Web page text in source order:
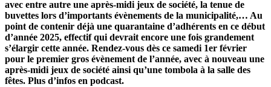
avec entre autre une après-midi jeux de société, la tenue de
buvettes lors d’importants évènements de la municipalité,… Au
point de contenir déjà une quarantaine d’adhérents en ce début
d’année 2025, effectif qui devrait encore une fois grandement
s’élargir cette année. Rendez-vous dès ce samedi 1er février
pour le premier gros évènement de l’année, avec à nouveau une
après-midi jeux de société ainsi qu’une tombola à la salle des
fêtes. Plus d’infos en podcast.